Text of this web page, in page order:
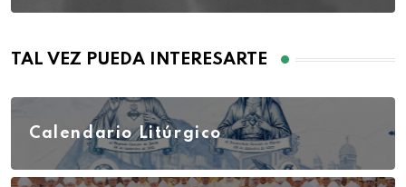
TAL VEZ PUEDA INTERESARTE
Calendario Litúrgico